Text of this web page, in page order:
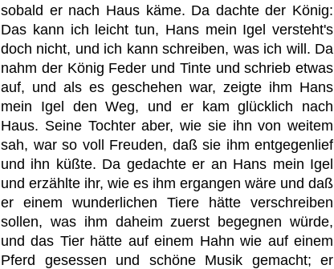
sobald er nach Haus käme. Da dachte der König:
Das kann ich leicht tun, Hans mein Igel versteht's
doch nicht, und ich kann schreiben, was ich will. Da
nahm der König Feder und Tinte und schrieb etwas
auf, und als es geschehen war, zeigte ihm Hans
mein Igel den Weg, und er kam glücklich nach
Haus. Seine Tochter aber, wie sie ihn von weitem
sah, war so voll Freuden, daß sie ihm entgegenlief
und ihn küßte. Da gedachte er an Hans mein Igel
und erzählte ihr, wie es ihm ergangen wäre und daß
er einem wunderlichen Tiere hätte verschreiben
sollen, was ihm daheim zuerst begegnen würde,
und das Tier hätte auf einem Hahn wie auf einem
Pferd gesessen und schöne Musik gemacht; er